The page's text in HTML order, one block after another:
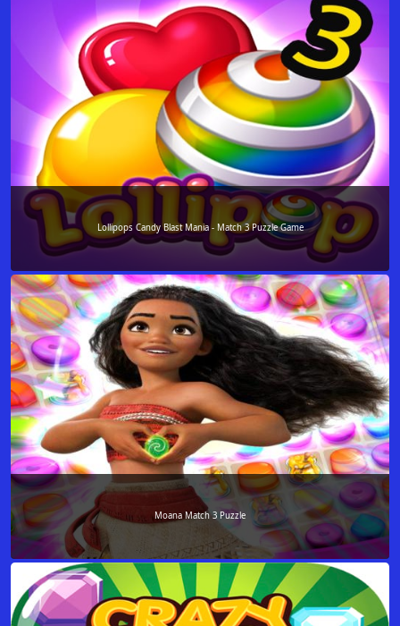
Lollipops Candy Blast Mania - Match 3 Puzzle Game
Moana Match 3 Puzzle